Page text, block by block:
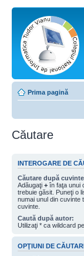
Prima pagină
Căutare
INTEROGARE DE
Căutare după
Adăugaţi + în faţa unui
trebuie găsit. Puneţi o
numai unul din cuvinte
cuvinte.
Caută după autor:
Utilizaţi * ca wildcard
OPŢIUNI DE